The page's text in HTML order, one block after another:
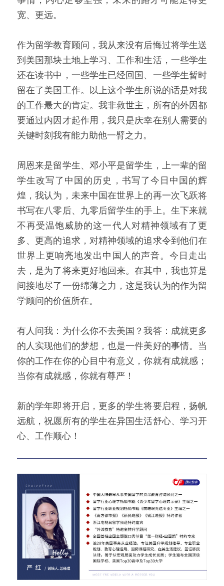
宽、更远。
作为留学教育顾问，我从来没有后悔过将学生送
到美国那块土地上学习、工作和生活，一些学生
还在读书中，一些学生已经回国、一些学生暂时
留在了美国工作。以上这个学生所说的话是对我
的工作最大的肯定。我非救世主，所有的外因都
要通过内因才起作用，我只是庆幸在别人需要的
关键时刻我有能力助他一臂之力。
周恩来是留学生、邓小平是留学生，上一辈的留
学生改写了中国的历史，书写了今日中国的辉
煌，我认为，未来中国在世界上的再一次飞跃将
书写在八零后、九零后留学生的手上。生下来就
不再受温饱威胁的这一代人对精神领域有了更
多、更高的追求，对精神领域的追求令到他们在
世界上更响亮地发出中国人的声音。今日走出
去，是为了将来更好地回来。在其中，我也算是
间接地尽了一份绵薄之力，这是我认为的作为留
学顾问的价值所在。
有人问我：为什么你不去美国？我答：成就更多
的人实现他们的梦想，也是一件美好的事情。当
你的工作在你的心目中有意义，你就有成就感；
当你有成就感，你就有尊严！
新的学年即将开启，更多的学生将要启程，扬帆
远航，祝愿所有的学生在异国生活舒心、学习开
心、工作顺心！